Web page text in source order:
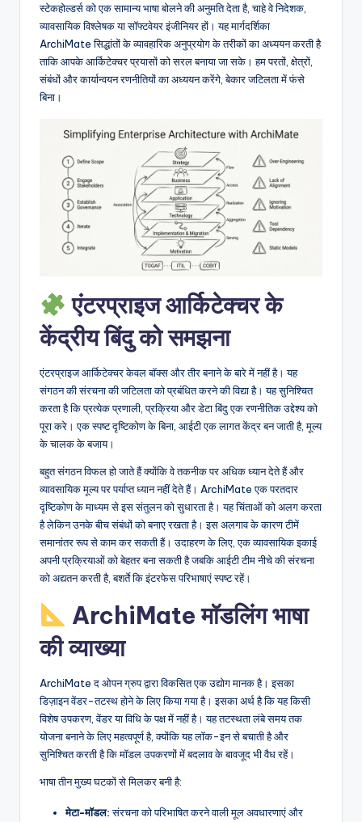
w
e
si
g
h
स्टेकहोल्डर्स को एक सामान्य भाषा बोलने की अनुमति देता है, चाहे वे निदेशक,
व्यावसायिक विश्लेषक या सॉफ्टवेयर इंजीनियर हों। यह मार्गदर्शिका
ArchiMate सिद्धांतों के व्यावहारिक अनुप्रयोग के तरीकों का अध्ययन करती है
ताकि आपके आर्किटेक्चर प्रयासों को सरल बनाया जा सके। हम परतों, क्षेत्रों,
संबंधों और कार्यान्वयन रणनीतियों का अध्ययन करेंगे, बेकार जटिलता में फंसे
बिना।
एंटरप्राइज आर्किटेक्चर के
केंद्रीय बिंदु को समझना
एंटरप्राइज आर्किटेक्चर केवल बॉक्स और तीर बनाने के बारे में नहीं है। यह
संगठन की संरचना की जटिलता को प्रबंधित करने की विद्या है। यह सुनिश्चित
करता है कि प्रत्येक प्रणाली, प्रक्रिया और डेटा बिंदु एक रणनीतिक उद्देश्य को
पूरा करे। एक स्पष्ट दृष्टिकोण के बिना, आईटी एक लागत केंद्र बन जाती है, मूल्य
के चालक के बजाय।
बहुत संगठन विफल हो जाते हैं क्योंकि वे तकनीक पर अधिक ध्यान देते हैं और
व्यावसायिक मूल्य पर पर्याप्त ध्यान नहीं देते हैं। ArchiMate एक परतदार
दृष्टिकोण के माध्यम से इस संतुलन को सुधारता है। यह चिंताओं को अलग करता
है लेकिन उनके बीच संबंधों को बनाए रखता है। इस अलगाव के कारण टीमें
समानांतर रूप से काम कर सकती हैं। उदाहरण के लिए, एक व्यावसायिक इकाई
अपनी प्रक्रियाओं को बेहतर बना सकती है जबकि आईटी टीम नीचे की संरचना
को अद्यतन करती है, बशर्ते कि इंटरफेस परिभाषाएं स्पष्ट रहें।
ArchiMate मॉडलिंग भाषा
की व्याख्या
ArchiMate द ओपन ग्रुप द्वारा विकसित एक उद्योग मानक है। इसका
डिज़ाइन वेंडर-तटस्थ होने के लिए किया गया है। इसका अर्थ है कि यह किसी
विशेष उपकरण, वेंडर या विधि के पक्ष में नहीं है। यह तटस्थता लंबे समय तक
योजना बनाने के लिए महत्वपूर्ण है, क्योंकि यह लॉक-इन से बचाती है और
सुनिश्चित करती है कि मॉडल उपकरणों में बदलाव के बावजूद भी वैध रहें।
भाषा तीन मुख्य घटकों से मिलकर बनी है:
मेटा-मॉडल:संरचना को परिभाषित करने वाली मूल अवधारणाएं और